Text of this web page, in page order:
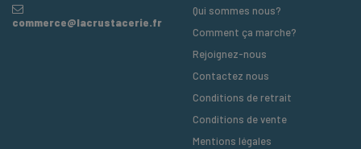
commerce@lacrustacerie.fr
Qui sommes nous?
Comment ça marche?
Rejoignez-nous
Contactez nous
Conditions de retrait
Conditions de vente
Mentions légales